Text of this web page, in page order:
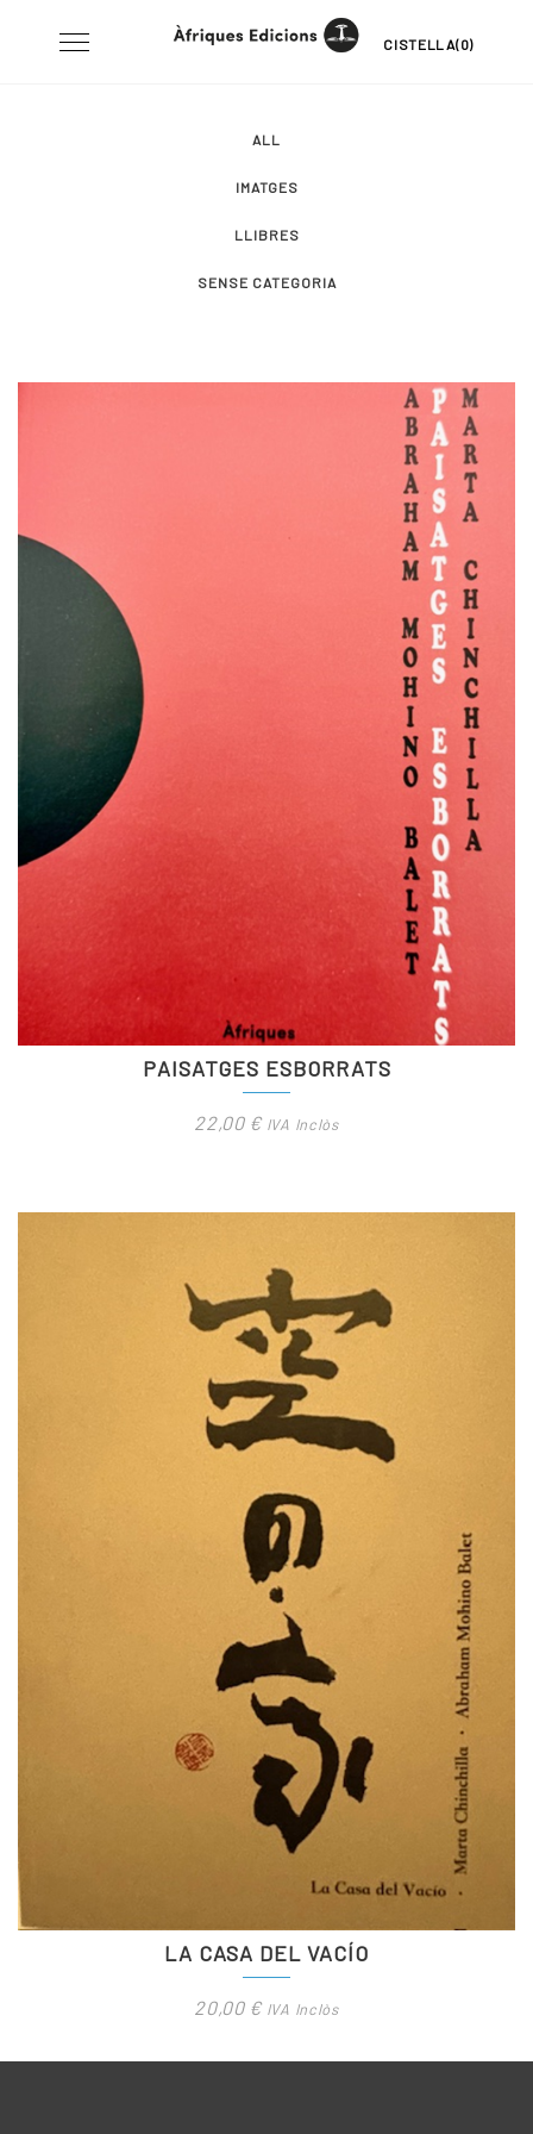
Toggle
CISTELLA(0)
ALL
IMATGES
LLIBRES
SENSE CATEGORIA
PAISATGES ESBORRATS
22,00 € IVA Inclòs
LA CASA DEL VACÍO
20,00 € IVA Inclòs